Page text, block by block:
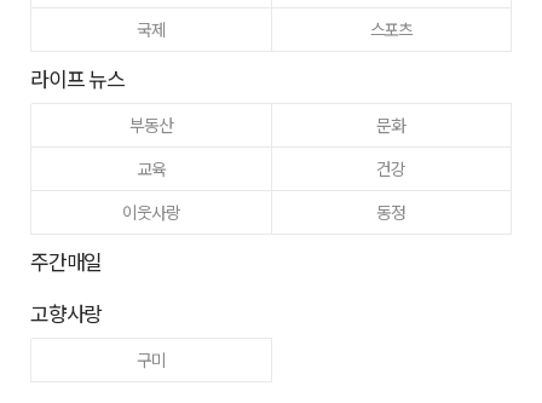
국제
스포츠
라이프 뉴스
부동산
문화
교육
건강
이웃사랑
동정
주간매일
고향사랑
구미